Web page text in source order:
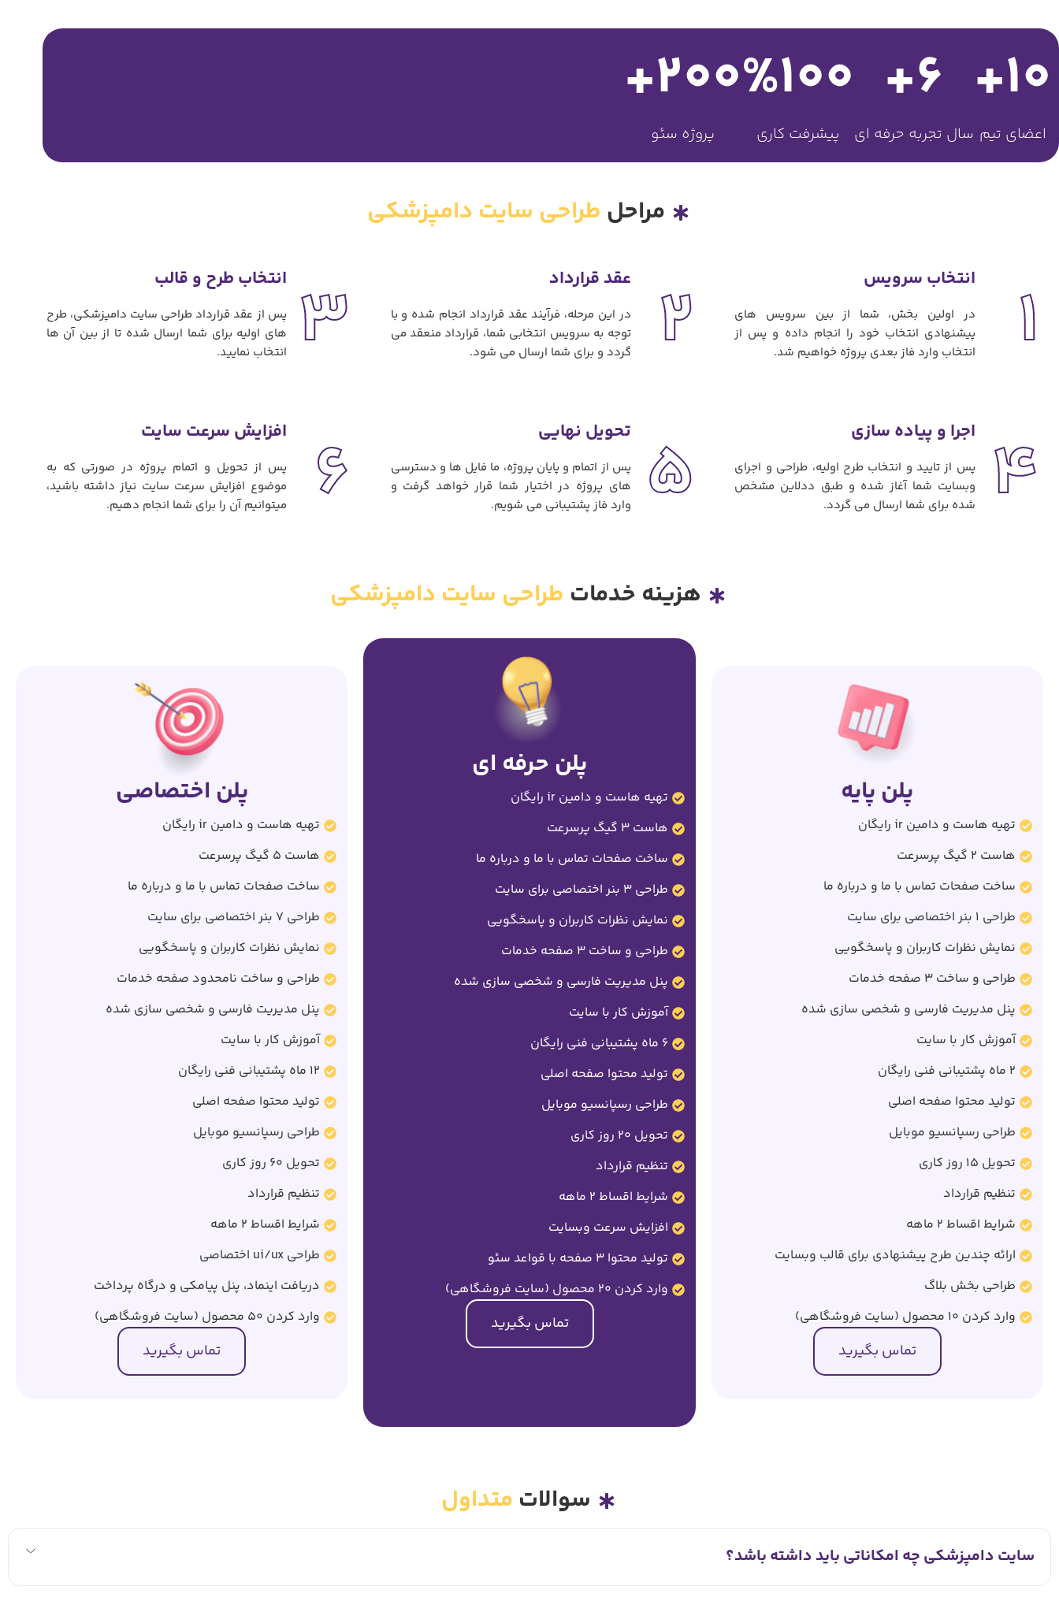
اعضای تیم
10
+
سال تجربه حرفه ای
6
+
پیشرفت کاری
100
%
پروژه سئو
200
+
مراحل طراحی سایت دامپزشکی
1 انتخاب سرویس
در اولین بخش، شما از بین سرویس های
پیشنهادی انتخاب خود را انجام داده و پس از
انتخاب وارد فاز بعدی پروژه خواهیم شد.
2 عقد قرارداد
در این مرحله، فرآیند عقد قرارداد انجام شده و با
توجه به سرویس انتخابی شما، قرارداد منعقد می
گردد و برای شما ارسال می شود.
3 انتخاب طرح و قالب
پس از عقد قرارداد طراحی سایت دامپزشکی، طرح
های اولیه برای شما ارسال شده تا از بین آن ها
انتخاب نمایید.
4 اجرا و پیاده سازی
پس از تایید و انتخاب طرح اولیه، طراحی و اجرای
وبسایت شما آغاز شده و طبق ددلاین مشخص
شده برای شما ارسال می گردد.
5 تحویل نهایی
پس از اتمام و پایان پروژه، ما فایل ها و دسترسی
های پروژه در اختیار شما قرار خواهد گرفت و
وارد فاز پشتیبانی می شویم.
6 افزایش سرعت سایت
پس از تحویل و اتمام پروژه در صورتی که به
موضوع افزایش سرعت سایت نیاز داشته باشید،
میتوانیم آن را برای شما انجام دهیم.
هزینه خدمات طراحی سایت دامپزشکی
پلن پایه
تهیه هاست و دامین ir رایگان
هاست 2 گیگ پرسرعت
ساخت صفحات تماس با ما و درباره ما
طراحی 1 بنر اختصاصی برای سایت
نمایش نظرات کاربران و پاسخگویی
طراحی و ساخت 3 صفحه خدمات
پنل مدیریت فارسی و شخصی سازی شده
آموزش کار با سایت
2 ماه پشتیبانی فنی رایگان
تولید محتوا صفحه اصلی
طراحی رسپانسیو موبایل
تحویل 15 روز کاری
تنظیم قرارداد
شرایط اقساط 2 ماهه
ارائه چندین طرح پیشنهادی برای قالب وبسایت
طراحی بخش بلاگ
وارد کردن 10 محصول (سایت فروشگاهی)
تماس بگیرید
پلن حرفه ای
تهیه هاست و دامین ir رایگان
هاست 3 گیگ پرسرعت
ساخت صفحات تماس با ما و درباره ما
طراحی 3 بنر اختصاصی برای سایت
نمایش نظرات کاربران و پاسخگویی
طراحی و ساخت 3 صفحه خدمات
پنل مدیریت فارسی و شخصی سازی شده
آموزش کار با سایت
6 ماه پشتیبانی فنی رایگان
تولید محتوا صفحه اصلی
طراحی رسپانسیو موبایل
تحویل 20 روز کاری
تنظیم قرارداد
شرایط اقساط 2 ماهه
افزایش سرعت وبسایت
تولید محتوا 3 صفحه با قواعد سئو
وارد کردن 20 محصول (سایت فروشگاهی)
تماس بگیرید
پلن اختصاصی
تهیه هاست و دامین ir رایگان
هاست 5 گیگ پرسرعت
ساخت صفحات تماس با ما و درباره ما
طراحی 7 بنر اختصاصی برای سایت
نمایش نظرات کاربران و پاسخگویی
طراحی و ساخت نامحدود صفحه خدمات
پنل مدیریت فارسی و شخصی سازی شده
آموزش کار با سایت
12 ماه پشتیبانی فنی رایگان
تولید محتوا صفحه اصلی
طراحی رسپانسیو موبایل
تحویل 60 روز کاری
تنظیم قرارداد
شرایط اقساط 2 ماهه
طراحی ui/ux اختصاصی
دریافت اینماد، پنل پیامکی و درگاه پرداخت
وارد کردن 50 محصول (سایت فروشگاهی)
تماس بگیرید
سوالات متداول
سایت دامپزشکی چه امکاناتی باید داشته باشد؟